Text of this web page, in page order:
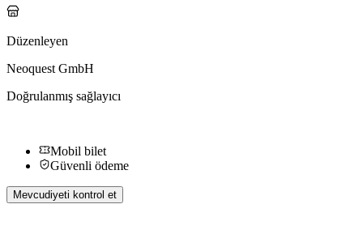
Düzenleyen
Neoquest GmbH
Doğrulanmış sağlayıcı
Mobil bilet
Güvenli ödeme
Mevcudiyeti kontrol et